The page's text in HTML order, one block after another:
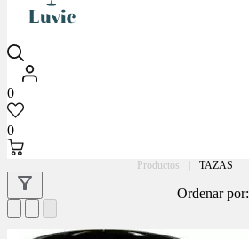
Luvic
0
0
Productos TAZAS
Ordenar por: